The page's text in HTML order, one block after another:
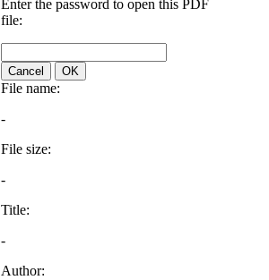
Enter the password to open this PDF
file:
Cancel OK
File name:
-
File size:
-
Title:
-
Author: